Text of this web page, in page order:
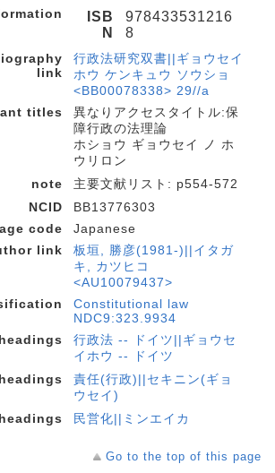
ISB
N
978433531216
8
link
行政法研究双書||ギョウセイ
ホウ ケンキュウ ソウショ
<BB00078338> 29//a
titles
異なりアクセスタイトル:保
障行政の法理論
ホショウ ギョウセイ ノ ホ
ウリロン
note
主要文献リスト: p554-572
NCID
BB13776303
code
Japanese
link
板垣, 勝彦(1981-)||イタガ
キ, カツヒコ
<AU10079437>
Constitutional law
NDC9:323.9934
行政法 -- ドイツ||ギョウセ
イホウ -- ドイツ
責任(行政)||セキニン(ギョ
ウセイ)
民営化||ミンエイカ
Go to the top of this page